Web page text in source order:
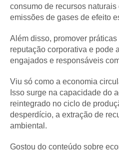
consumo de recursos
emissões de gases de efeito
Além disso, promover
reputação corporativa e pode
engajados e responsáveis
Viu só como a economia
Isso surge na capacidade do
reintegrado no ciclo de
desperdício, a extração de
ambiental.
Gostou do conteúdo sobre